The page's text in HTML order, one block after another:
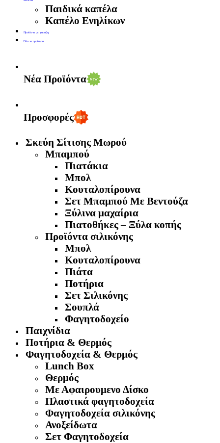
Παιδικά καπέλα
Καπέλο Ενηλίκων
Προϊόντα με χάραξη
Όλα τα προϊόντα
Νέα Προϊόντα
Προσφορές
Σκεύη Σίτισης Μωρού
Μπαμπού
Πιατάκια
Μπολ
Κουταλοπίρουνα
Σετ Μπαμπού Με Βεντούζα
Ξύλινα μαχαίρια
Πιατοθήκες – Ξύλα κοπής
Προϊόντα σιλικόνης
Μπολ
Κουταλοπίρουνα
Πιάτα
Ποτήρια
Σετ Σιλικόνης
Σουπλά
Φαγητοδοχείο
Παιχνίδια
Ποτήρια & Θερμός
Φαγητοδοχεία & Θερμός
Lunch Box
Θερμός
Με Αφαιρουμενο Δίσκο
Πλαστικά φαγητοδοχεία
Φαγητοδοχεία σιλικόνης
Ανοξείδωτα
Σετ Φαγητοδοχεία